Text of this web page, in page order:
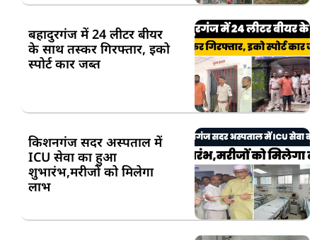
बहादुरगंज में 24 लीटर बीयर
के साथ तस्कर गिरफ्तार, इको
स्पोर्ट कार जब्त
किशनगंज सदर अस्पताल में
ICU सेवा का हुआ
शुभारंभ,मरीजों को मिलेगा
लाभ